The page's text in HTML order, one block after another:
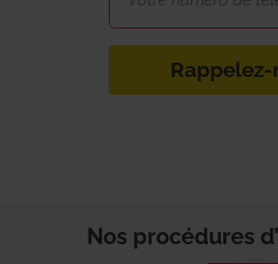
Rappelez-
Nos procédures